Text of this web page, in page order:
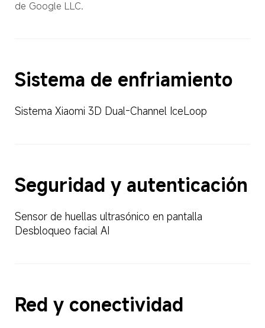
de Google LLC.
Sistema de enfriamiento
Sistema Xiaomi 3D Dual-Channel IceLoop
Seguridad y autenticación
Sensor de huellas ultrasónico en pantalla
Desbloqueo facial AI
Red y conectividad